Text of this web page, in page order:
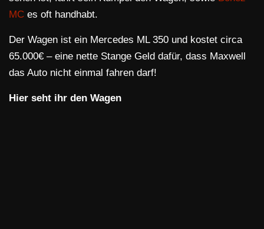
MC es oft handhabt.
Der Wagen ist ein Mercedes ML 350 und kostet circa
65.000€ – eine nette Stange Geld dafür, dass Maxwell
das Auto nicht einmal fahren darf!
Hier seht ihr den Wagen